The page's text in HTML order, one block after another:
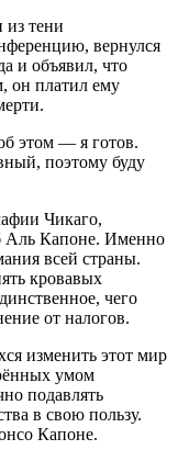
тени
вернулся
и объявил, что
он платил ему
этом — я готов.
поэтому буду
Чикаго,
Аль Капоне. Именно
всей страны.
кровавых
чего
от налогов.
изменить этот мир
умом
подавлять
в свою пользу.
Капоне.